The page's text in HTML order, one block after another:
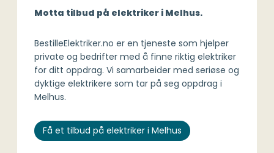
Motta tilbud på elektriker i Melhus.
BestilleElektriker.no er en tjeneste som hjelper
private og bedrifter med å finne riktig elektriker
for ditt oppdrag. Vi samarbeider med seriøse og
dyktige elektrikere som tar på seg oppdrag i
Melhus.
Få et tilbud på elektriker i Melhus